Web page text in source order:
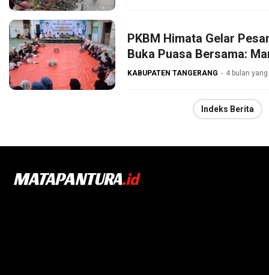
PKBM Himata Gelar
Buka Puasa Bersama:
KABUPATEN TANGERANG 4 bulan
Indeks Berita